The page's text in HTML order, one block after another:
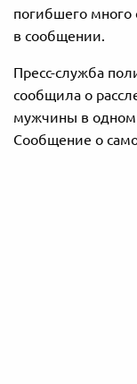
погибшего много
в сообщении.
Пресс-служба
сообщила о
мужчины в одном
Сообщение о